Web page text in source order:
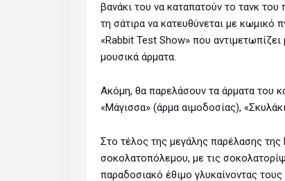
βανάκι του να καταπατούν το τανκ του
τη σάτιρα να κατευθύνεται με
«Rabbit Test Show» που αντιμετωπίζει
μουσικά άρματα.
Ακόμη, θα παρελάσουν τα άρματα του
«Μάγισσα» (άρμα αιμοδοσίας),
Στο τέλος της μεγάλης παρέλασης
σοκολατοπόλεμου, με τις
παραδοσιακό έθιμο γλυκαίνοντας